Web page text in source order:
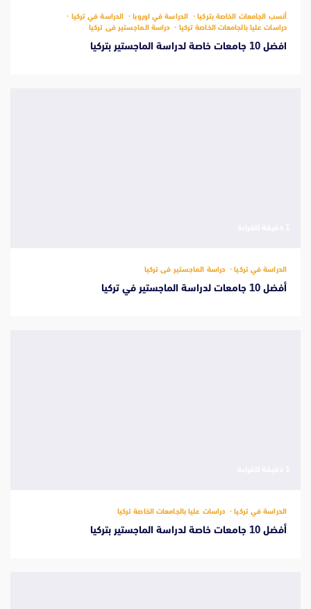
أنسب الجامعات الخاصة بتركيا الدراسة في اوروبا
الدراسة في تركيا
دراسات عليا بالجامعات الخاصة تركيا
دراسة الماجستير فى تركيا
افضل 10 جامعات خاصة لدراسة الماجستير بتركيا
الدراسة في تركيا دراسة الماجستير فى تركيا
أفضل 10 جامعات لدراسة الماجستير في تركيا
الدراسة في تركيا دراسات عليا بالجامعات الخاصة تركيا
أفضل 10 جامعات خاصة لدراسة الماجستير بتركيا